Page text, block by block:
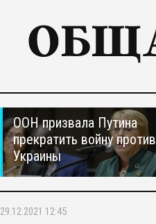
ООН призвала Путина
прекратить войну против
Украины
29.12.2021 12:45